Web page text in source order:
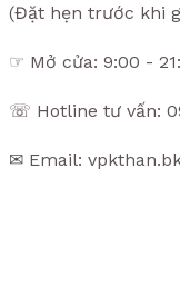
(Đặt hẹn trước khi
☞ Mở cửa: 9:00 -
☏ Hotline tư vấn:
✉ Email: